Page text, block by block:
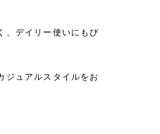
、デイリー使いにもぴ
ジュアルスタイルをお